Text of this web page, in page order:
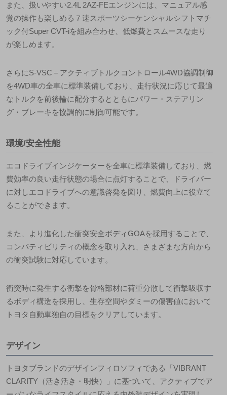
また、扱いやすい2.4L 2AZ-FEエンジンには、マニュアル感
覚の操作も楽しめる７速スポーツシーケンシャルシフトマチ
ック付Super CVT-iを組み合わせ、低燃費とスムースな走り
が楽しめます。
さらにS-VSC＋アクティブトルクコントロール4WD協調制御
を4WD車の全車に標準装備しており、走行状況に応じて最適
なトルクを前後輪に配分するとともにパワー・ステアリン
グ・ブレーキを協調的に制御可能です。
環境/安全性能
エコドライブインジケーターを全車に標準装備しており、燃
費効率の良い走行状態の場合に点灯することで、ドライバー
に対しエコドライブへの意識啓発を図り、燃費向上に役立て
ることができます。
また、より進化した衝突安全ボディGOAを採用することで、
コンパティビリティの概念を取り入れ、さまざまな方向から
の衝突試験に対応しています。
衝突時に発生する衝撃を骨格部材に荷重分散して衝撃吸収す
るボディ構造を採用し、生存空間やダミーの傷害値において
トヨタ自動車独自の目標をクリアしています。
デザイン
トヨタブランドのデザインフィロソフィである「VIBRANT
CLARITY（活き活き・明快）」に基づいて、アクティブでア